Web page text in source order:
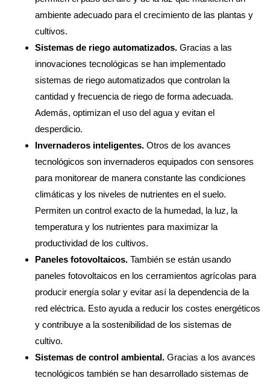
ambiente adecuado para el crecimiento de las plantas y
cultivos.
Sistemas de riego automatizados.Gracias a las
innovaciones tecnológicas se han implementado
sistemas de riego automatizados que controlan la
cantidad y frecuencia de riego de forma adecuada.
Además, optimizan el uso del agua y evitan el
desperdicio.
Invernaderos inteligentes. Otros de los avances
tecnológicos son invernaderos equipados con sensores
para monitorear de manera constante las condiciones
climáticas y los niveles de nutrientes en el suelo.
Permiten un control exacto de la humedad, la luz, la
temperatura y los nutrientes para maximizar la
productividad de los cultivos.
Paneles fotovoltaicos. También se están usando
paneles fotovoltaicos en los cerramientos agrícolas para
producir energía solar y evitar así la dependencia de la
red eléctrica. Esto ayuda a reducir los costes energéticos
y contribuye a la sostenibilidad de los sistemas de
cultivo.
Sistemas de control ambiental.Gracias a los avances
tecnológicos también se han desarrollado sistemas de